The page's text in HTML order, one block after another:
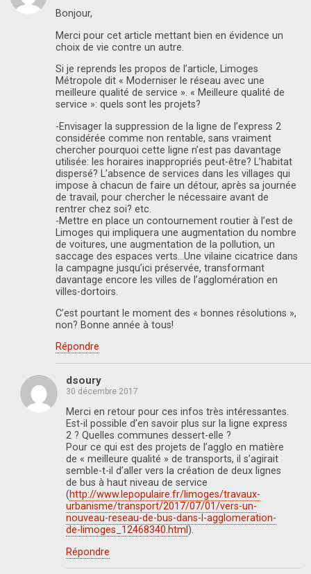
Bonjour,
Merci pour cet article mettant bien en évidence un
choix de vie contre un autre.
Si je reprends les propos de l’article, Limoges
Métropole dit « Moderniser le réseau avec une
meilleure qualité de service ». « Meilleure qualité de
service »: quels sont les projets?
-Envisager la suppression de la ligne de l’express 2
considérée comme non rentable, sans vraiment
chercher pourquoi cette ligne n’est pas davantage
utilisée: les horaires inappropriés peut-être? L’habitat
dispersé? L’absence de services dans les villages qui
impose à chacun de faire un détour, après sa journée
de travail, pour chercher le nécessaire avant de
rentrer chez soi? etc.
-Mettre en place un contournement routier à l’est de
Limoges qui impliquera une augmentation du nombre
de voitures, une augmentation de la pollution, un
saccage des espaces verts…Une vilaine cicatrice dans
la campagne jusqu’ici préservée, transformant
davantage encore les villes de l’agglomération en
villes-dortoirs.
C’est pourtant le moment des « bonnes résolutions »,
non? Bonne année à tous!
Répondre
dsoury
30 décembre 2017
Merci en retour pour ces infos très intéressantes.
Est-il possible d’en savoir plus sur la ligne express
2 ? Quelles communes dessert-elle ?
Pour ce qui est des projets de l’agglo en matière
de « meilleure qualité » de transports, il s’agirait
semble-t-il d’aller vers la création de deux lignes
de bus à haut niveau de service
(http://www.lepopulaire.fr/limoges/travaux-
urbanisme/transport/2017/07/01/vers-un-
nouveau-reseau-de-bus-dans-l-agglomeration-
de-limoges_12468340.html ).
Répondre